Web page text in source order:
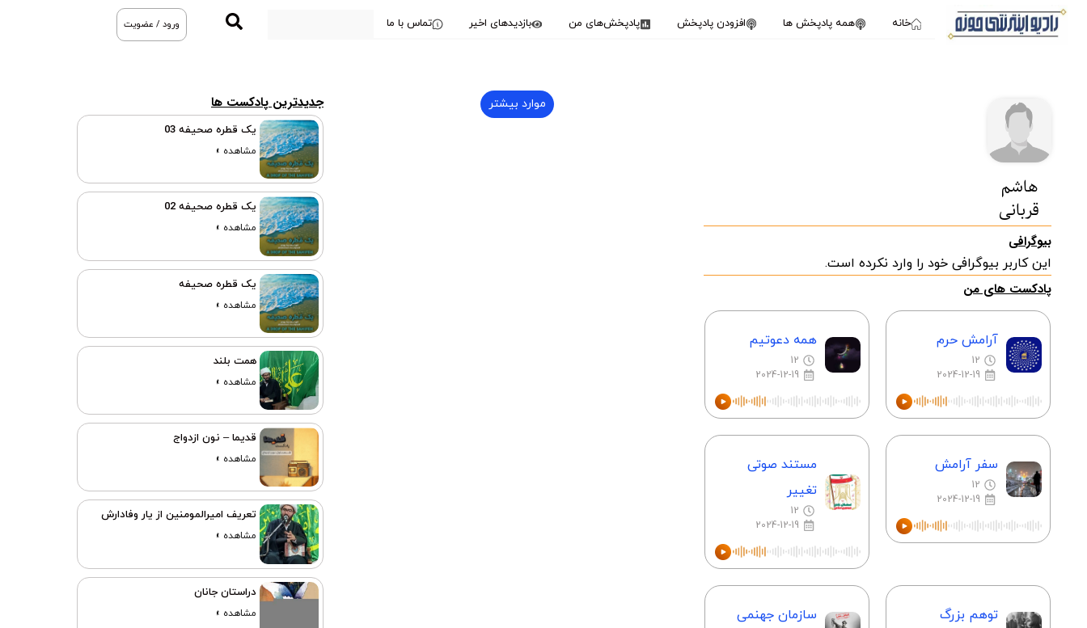
خانه همه پادپخش ها افزودن پادپخش پادپخش‌های من بازدیدهای اخیر تماس با ما ورود / عضویت
هاشم
قربانی
بیوگرافی
این کاربر بیوگرافی خود را وارد نکرده است.
پادکست های من
آرامش حرم
12
2024-12-19
همه دعوتیم
12
2024-12-19
سفر آرامش
12
2024-12-19
مستند صوتی
تغییر
12
2024-12-19
توهم بزرگ سازمان جهنمی
موارد بیشتر جدیدترین پادکست ها
یک قطره صحیفه 03
مشاهده »
یک قطره صحیفه 02
مشاهده »
یک قطره صحیفه
مشاهده »
همت بلند
مشاهده »
قدیما – نون ازدواج
مشاهده »
تعریف امیرالمومنین از یار وفادارش
مشاهده »
دراستان جانان
مشاهده »